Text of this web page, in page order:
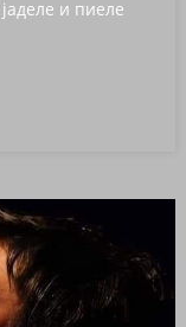
и пиеле